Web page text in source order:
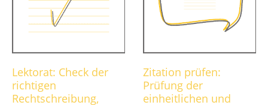
Lektorat: Check der
richtigen
Rechtschreibung,
Zitation prüfen:
Prüfung der
einheitlichen und